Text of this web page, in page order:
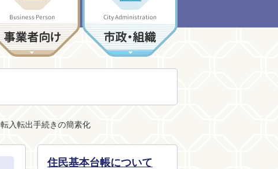
Business Person
事業者向け
City Administration
市政・組織
転入転出手続きの簡素化
住民基本台帳について